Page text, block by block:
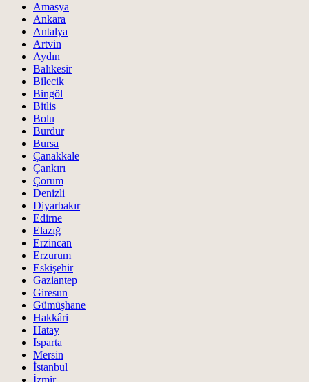
Amasya
Ankara
Antalya
Artvin
Aydın
Balıkesir
Bilecik
Bingöl
Bitlis
Bolu
Burdur
Bursa
Çanakkale
Çankırı
Çorum
Denizli
Diyarbakır
Edirne
Elazığ
Erzincan
Erzurum
Eskişehir
Gaziantep
Giresun
Gümüşhane
Hakkâri
Hatay
Isparta
Mersin
İstanbul
İzmir